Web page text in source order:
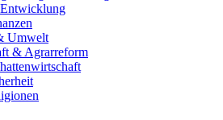
Umwelt
& Agrarreform